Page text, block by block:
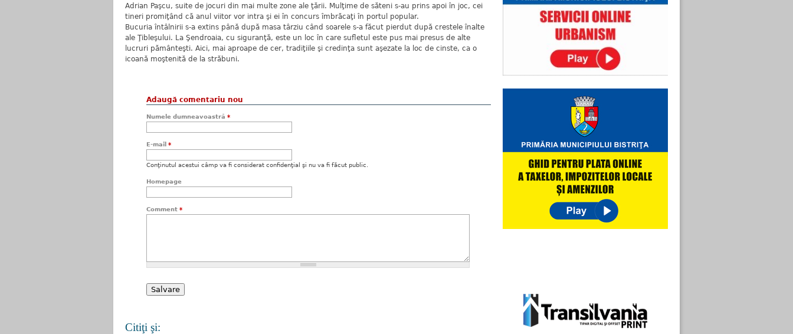
Adrian Paşcu, suite de jocuri din mai multe zone ale ţării. Mulţime de săteni s-au prins apoi în joc, cei
tineri promiţând că anul viitor vor intra şi ei în concurs îmbrăcaţi în portul popular.
Bucuria întâlnirii s-a extins până după masa târziu când soarele s-a făcut pierdut după crestele înalte
ale Ţibleşului. La Şendroaia, cu siguranţă, este un loc în care sufletul este pus mai presus de alte
lucruri pământeşti. Aici, mai aproape de cer, tradiţiile şi credinţa sunt aşezate la loc de cinste, ca o
icoană moştenită de la străbuni.
Adaugă comentariu nou
Numele dumneavoastră *
E-mail *
Conţinutul acestui câmp va fi considerat confidenţial şi nu va fi făcut public.
Homepage
Comment *
Citiţi şi: